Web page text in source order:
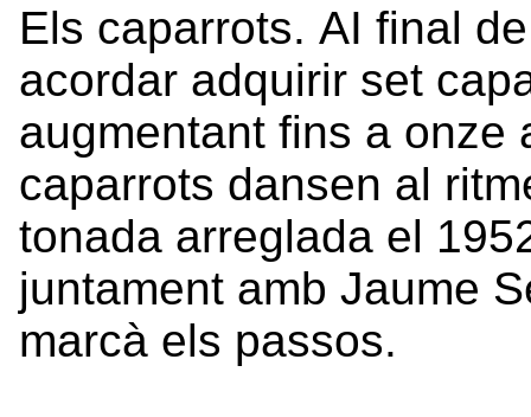
Els caparrots. AI final
acordar adquirir set
augmentant fins a onze
caparrots dansen al
tonada arreglada el
juntament amb Jaume
marcà els passos.